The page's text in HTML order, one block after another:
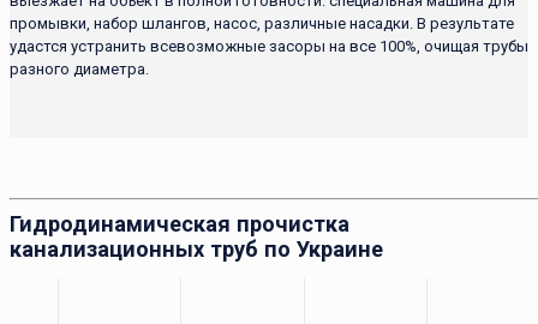
промывки, набор шлангов, насос, различные насадки. В результате
удастся устранить всевозможные засоры на все 100%, очищая трубы
разного диаметра.
Гидродинамическая прочистка
канализационных труб по Украине